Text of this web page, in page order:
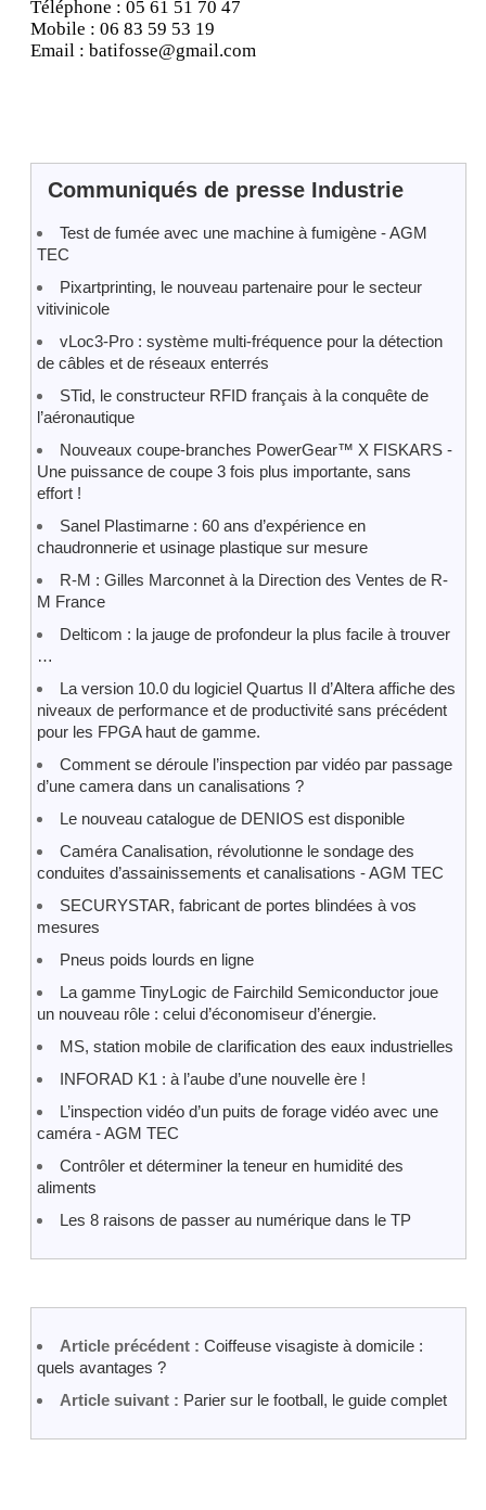
Téléphone : 05 61 51 70 47
Mobile : 06 83 59 53 19
Email : batifosse@gmail.com
Communiqués de presse Industrie
Test de fumée avec une machine à fumigène - AGM
TEC
Pixartprinting, le nouveau partenaire pour le secteur
vitivinicole
vLoc3-Pro : système multi-fréquence pour la détection
de câbles et de réseaux enterrés
STid, le constructeur RFID français à la conquête de
l’aéronautique
Nouveaux coupe-branches PowerGear™ X FISKARS -
Une puissance de coupe 3 fois plus importante, sans
effort !
Sanel Plastimarne : 60 ans d’expérience en
chaudronnerie et usinage plastique sur mesure
R-M : Gilles Marconnet à la Direction des Ventes de R-
M France
Delticom : la jauge de profondeur la plus facile à trouver
…
La version 10.0 du logiciel Quartus II d’Altera affiche des
niveaux de performance et de productivité sans précédent
pour les FPGA haut de gamme.
Comment se déroule l’inspection par vidéo par passage
d’une camera dans un canalisations ?
Le nouveau catalogue de DENIOS est disponible
Caméra Canalisation, révolutionne le sondage des
conduites d’assainissements et canalisations - AGM TEC
SECURYSTAR, fabricant de portes blindées à vos
mesures
Pneus poids lourds en ligne
La gamme TinyLogic de Fairchild Semiconductor joue
un nouveau rôle : celui d’économiseur d’énergie.
MS, station mobile de clarification des eaux industrielles
INFORAD K1 : à l’aube d’une nouvelle ère !
L’inspection vidéo d’un puits de forage vidéo avec une
caméra - AGM TEC
Contrôler et déterminer la teneur en humidité des
aliments
Les 8 raisons de passer au numérique dans le TP
Article précédent : Coiffeuse visagiste à domicile :
quels avantages ?
Article suivant : Parier sur le football, le guide complet